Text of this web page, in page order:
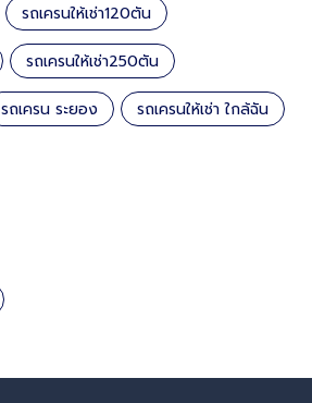
รถเครนให้เช่า120ตัน
รถเครนให้เช่า250ตัน
รถเครน ระยอง รถเครนให้เช่า ใกล้ฉัน